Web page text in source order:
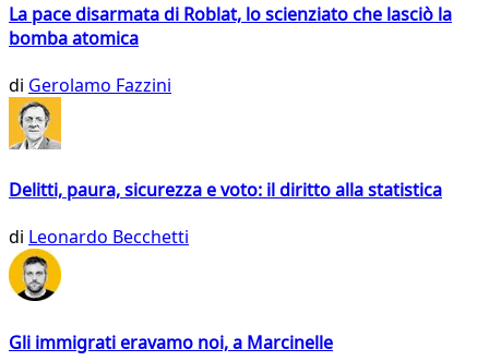
La pace disarmata di Roblat, lo scienziato che lasciò la
bomba atomica
di Gerolamo Fazzini
Delitti, paura, sicurezza e voto: il diritto alla statistica
di Leonardo Becchetti
Gli immigrati eravamo noi, a Marcinelle